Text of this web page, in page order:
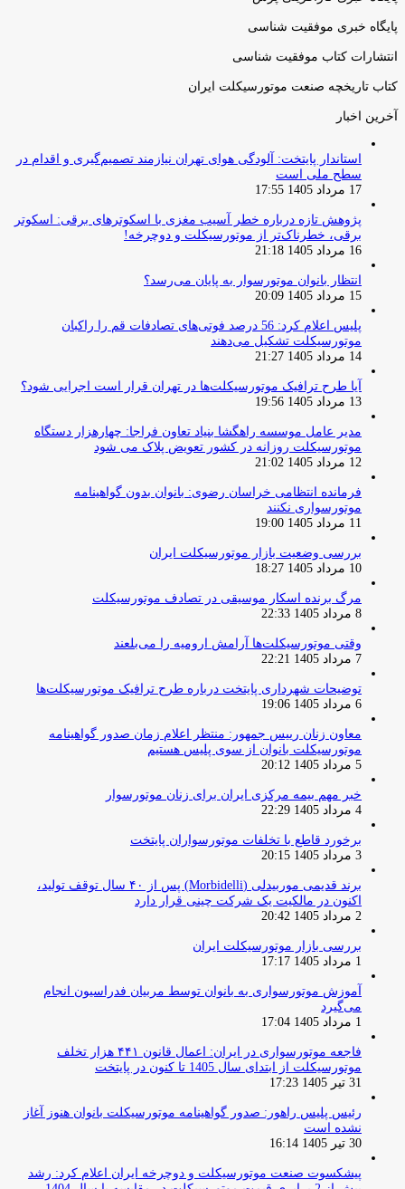
پایگاه خبری موفقیت شناسی
انتشارات کتاب موفقیت شناسی
کتاب تاریخچه صنعت موتورسیکلت ایران
آخرین اخبار
استاندار پایتخت: آلودگی هوای تهران نیازمند تصمیم‌گیری و اقدام در
سطح ملی است
17 مرداد 1405 17:55
پژوهش تازه درباره خطر آسیب مغزی با اسکوترهای برقی: اسکوتر
برقی، خطرناک‌تر از موتورسیکلت و دوچرخه!
16 مرداد 1405 21:18
انتظار بانوان موتورسوار به پایان می‌رسد؟
15 مرداد 1405 20:09
پلیس اعلام کرد: 56 درصد فوتی‌های تصادفات قم را راکبان
موتورسیکلت تشکیل می‌دهند
14 مرداد 1405 21:27
آیا طرح ترافیک موتورسیکلت‌ها در تهران قرار است اجرایی شود؟
13 مرداد 1405 19:56
مدیر عامل موسسه راهگشا بنیاد تعاون فراجا: چهارهزار دستگاه
موتورسیکلت روزانه در کشور تعویض پلاک می شود
12 مرداد 1405 21:02
فرمانده انتظامی خراسان رضوی: بانوان بدون گواهینامه
موتورسواری نکنند
11 مرداد 1405 19:00
بررسی وضعیت بازار موتورسیکلت ایران
10 مرداد 1405 18:27
مرگ برنده اسکار موسیقی در تصادف موتورسیکلت
8 مرداد 1405 22:33
وقتی موتورسیکلت‌ها آرامش ارومیه را می‌بلعند
7 مرداد 1405 22:21
توضیحات شهرداری پایتخت درباره طرح ترافیک موتورسیکلت‌ها
6 مرداد 1405 19:06
معاون زنان رییس جمهور: منتظر اعلام زمان صدور گواهینامه
موتورسیکلت بانوان از سوی پلیس هستیم
5 مرداد 1405 20:12
خبر مهم بیمه مرکزی ایران برای زنان موتورسوار
4 مرداد 1405 22:29
برخورد قاطع با تخلفات موتورسواران پایتخت
3 مرداد 1405 20:15
برند قدیمی موربیدلی (Morbidelli) پس از ۴۰ سال توقف تولید،
اکنون در مالکیت یک شرکت چینی قرار دارد
2 مرداد 1405 20:42
بررسی بازار موتورسیکلت ایران
1 مرداد 1405 17:17
آموزش موتورسواری به بانوان توسط مربیان فدراسیون انجام
می‌گیرد
1 مرداد 1405 17:04
فاجعه موتورسواری در ایران: اعمال قانون ۴۴۱ هزار تخلف
موتورسیکلت از ابتدای سال 1405 تا کنون در پایتخت
31 تیر 1405 17:23
رئیس پلیس راهور: صدور گواهینامه موتورسیکلت بانوان هنوز آغاز
نشده است
30 تیر 1405 16:14
پیشکسوت صنعت موتورسیکلت و دوچرخه ایران اعلام کرد: رشد